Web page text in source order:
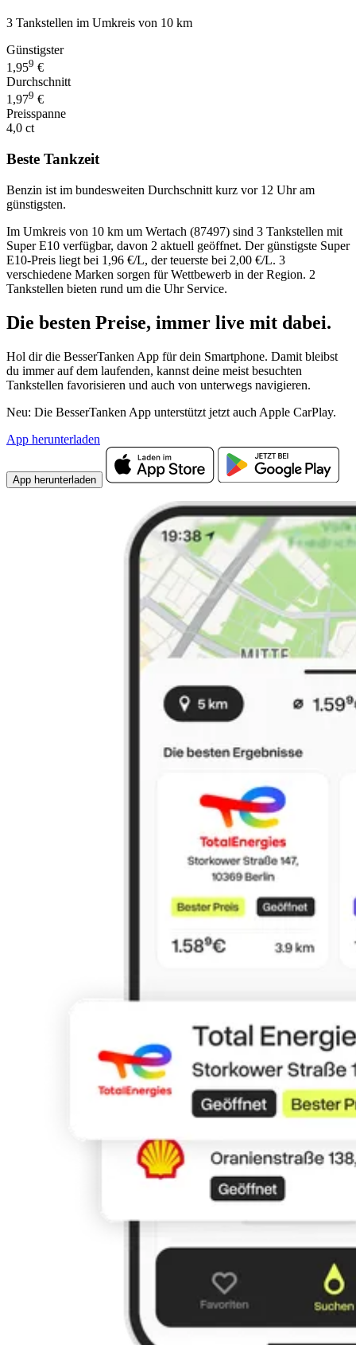
3 Tankstellen im Umkreis von 10 km
Günstigster
1,959 €
Durchschnitt
1,979 €
Preisspanne
4,0 ct
Beste Tankzeit
Benzin ist im bundesweiten Durchschnitt kurz vor 12 Uhr am
günstigsten.
Im Umkreis von 10 km um Wertach (87497) sind 3 Tankstellen mit
Super E10 verfügbar, davon 2 aktuell geöffnet. Der günstigste Super
E10-Preis liegt bei 1,96 €/L, der teuerste bei 2,00 €/L. 3
verschiedene Marken sorgen für Wettbewerb in der Region. 2
Tankstellen bieten rund um die Uhr Service.
Die besten Preise, immer live mit dabei.
Hol dir die BesserTanken App für dein Smartphone. Damit bleibst
du immer auf dem laufenden, kannst deine meist besuchten
Tankstellen favorisieren und auch von unterwegs navigieren.
Neu: Die BesserTanken App unterstützt jetzt auch Apple CarPlay.
App herunterladen
App herunterladen